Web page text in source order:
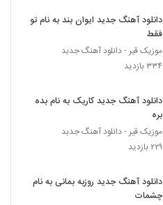
دانلود آهنگ جدید ایوان بند به نام تو
فقط
موزیک قیر - دانلود آهنگ جدبد
۳۳۴ بازدید
دانلود آهنگ جدید کاریک به نام بده
بره
موزیک قیر - دانلود آهنگ جدبد
۲۲۹ بازدید
دانلود آهنگ جدید روزبه بمانی به نام
چشمات